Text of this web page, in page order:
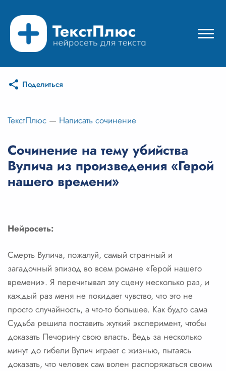
Режимы нейросети
Цены
Вход
Вход с Telegram
Поделиться
ТекстПлюс — Написать сочинение
Сочинение на тему убийства
Вулича из произведения «Герой
нашего времени»
Нейросеть:
Смерть Вулича, пожалуй, самый странный и
загадочный эпизод во всем романе «Герой нашего
времени». Я перечитывал эту сцену несколько раз, и
каждый раз меня не покидает чувство, что это не
просто случайность, а что-то большее. Как будто сама
Судьба решила поставить жуткий эксперимент, чтобы
доказать Печорину свою власть. Ведь за несколько
минут до гибели Вулич играет с жизнью, пытаясь
доказать, что человек сам волен распоряжаться своим